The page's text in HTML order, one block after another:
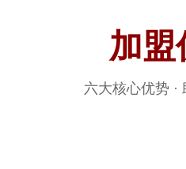
加盟
六大核心优势 ·